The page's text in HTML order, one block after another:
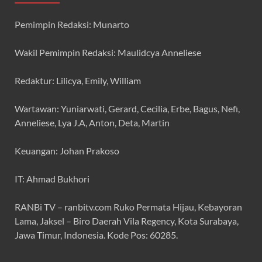
Pemimpin Redaksi: Munarto
Wakil Pemimpin Redaksi: Maulidcya Anneliese
Redaktur: Lilicya, Emily, William
Wartawan: Yuniarwati, Gerard, Cecilia, Erbe, Bagus, Nefi,
Anneliese, Lya J.A, Anton, Deta, Martin
Keuangan: Johan Prakoso
IT: Ahmad Bukhori
RANBi TV – ranbitv.com Ruko Permata Hijau, Kebayoran
Lama, Jaksel – Biro Daerah Vila Regency, Kota Surabaya,
Jawa Timur, Indonesia. Kode Pos: 60285.